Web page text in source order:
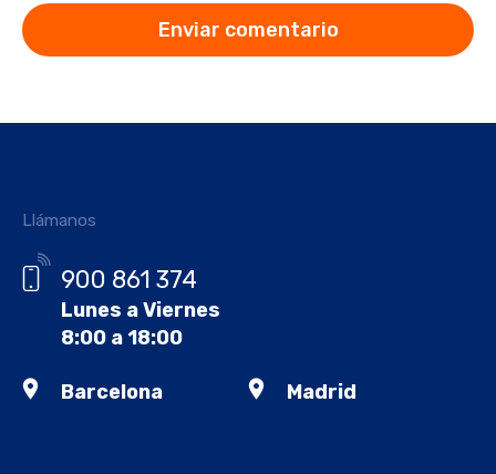
Llámanos
900 861 374
Lunes a Viernes
8:00 a 18:00
Barcelona Madrid